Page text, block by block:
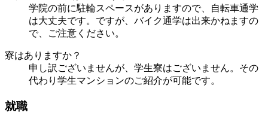
学院の前に駐輪スペースがありますので、自転車通学
は大丈夫です。ですが、バイク通学は出来かねますの
で、ご注意ください。
寮はありますか？
申し訳ございませんが、学生寮はございません。その
代わり学生マンションのご紹介が可能です。
就職